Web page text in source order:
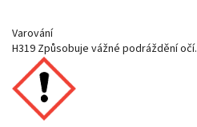
Varování
H319 Způsobuje vážné podráždění očí.